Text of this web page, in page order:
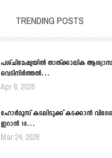
TRENDING POSTS
പശ്ചിമേഷ്യയിൽ താത്ക്കാലിക
വെടിനിർത്തൽ…
Apr 8, 2026
ഹോർമൂസ് കടലിടുക്ക് കടക്കാൻ
ഇറാൻ 18…
Mar 24, 2026